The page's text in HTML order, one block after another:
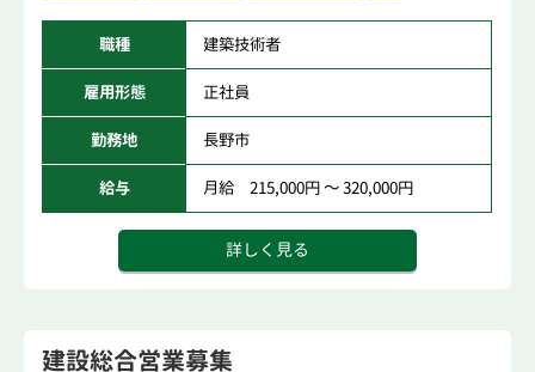
職種 建築技術者
雇用形態 正社員
勤務地 長野市
給与 月給 215,000円 ～ 320,000円
詳しく見る
建設総合営業募集